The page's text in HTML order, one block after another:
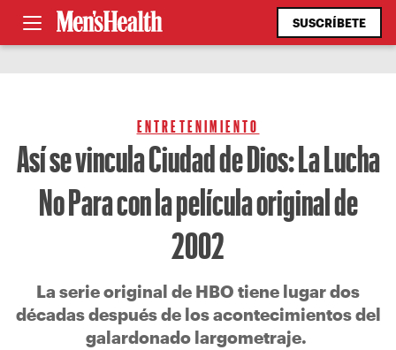
SUSCRÍBETE
ENTRETENIMIENTO
Así se vincula Ciudad de Dios: La Lucha
No Para con la película original de
2002
La serie original de HBO tiene lugar dos
décadas después de los acontecimientos del
galardonado largometraje.